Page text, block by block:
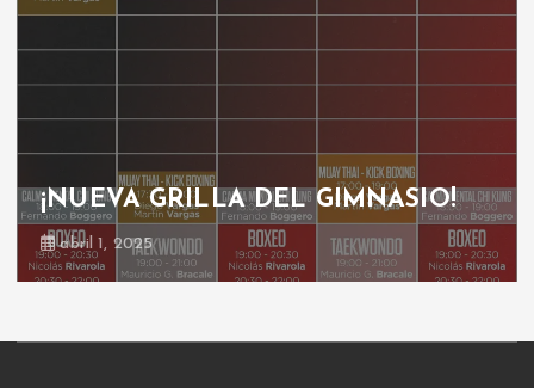
¡NUEVA GRILLA DEL GIMNASIO!
abril 1, 2025